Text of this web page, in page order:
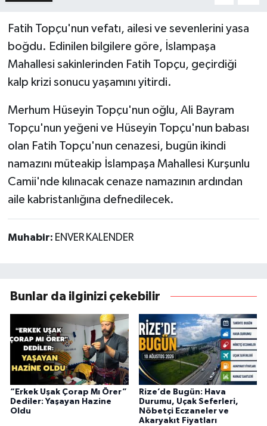
Fatih Topçu'nun vefatı, ailesi ve sevenlerini yasa
boğdu. Edinilen bilgilere göre, İslampaşa
Mahallesi sakinlerinden Fatih Topçu, geçirdiği
kalp krizi sonucu yaşamını yitirdi.
Merhum Hüseyin Topçu'nun oğlu, Ali Bayram
Topçu'nun yeğeni ve Hüseyin Topçu'nun babası
olan Fatih Topçu'nun cenazesi, bugün ikindi
namazını müteakip İslampaşa Mahallesi Kurşunlu
Camii'nde kılınacak cenaze namazının ardından
aile kabristanlığına defnedilecek.
Muhabir: ENVER KALENDER
Bunlar da ilginizi çekebilir
“Erkek Uşak Çorap Mı Örer”
Dediler: Yaşayan Hazine
Oldu
Rize’de Bugün: Hava
Durumu, Uçak Seferleri,
Nöbetçi Eczaneler ve
Akaryakıt Fiyatları